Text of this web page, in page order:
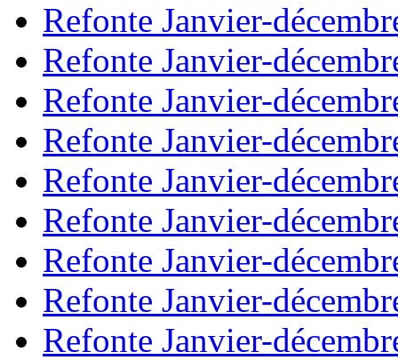
Refonte Janvier-
Refonte Janvier-
Refonte Janvier-
Refonte Janvier-
Refonte Janvier-
Refonte Janvier-
Refonte Janvier-
Refonte Janvier-
Refonte Janvier-